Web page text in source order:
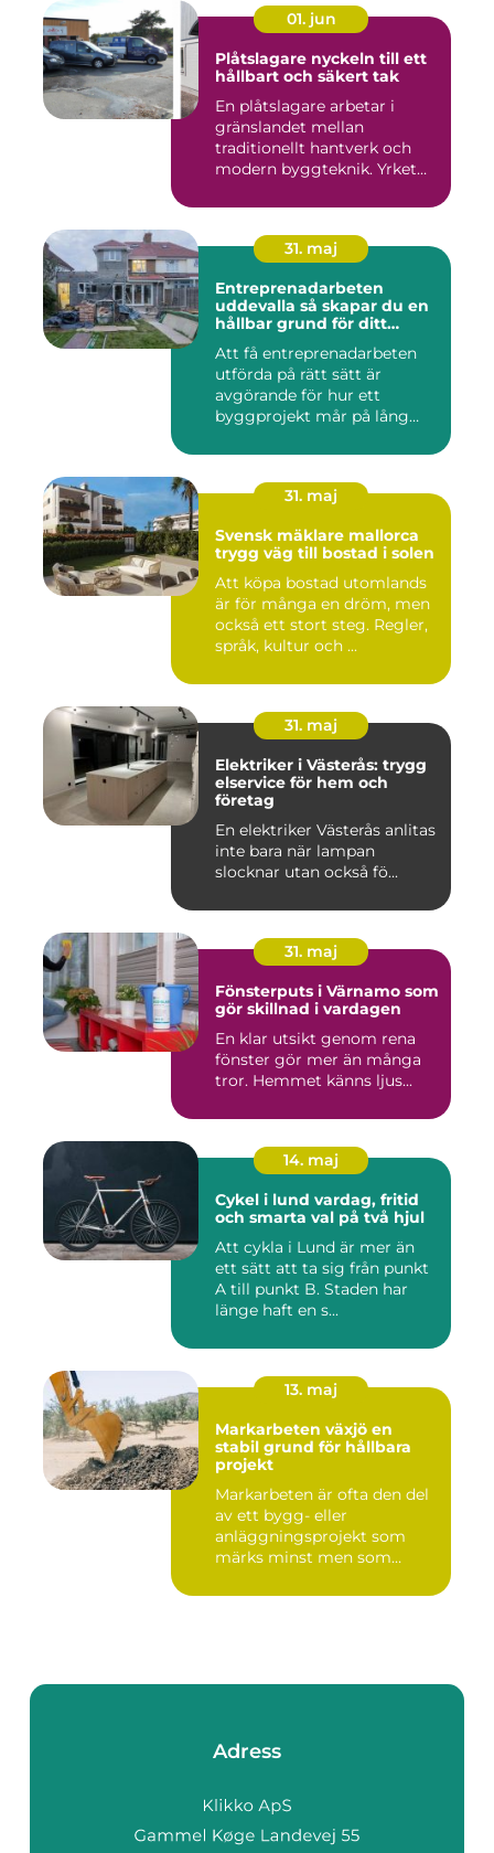
01. jun
Plåtslagare nyckeln till ett
hållbart och säkert tak
En plåtslagare arbetar i
gränslandet mellan
traditionellt hantverk och
modern byggteknik. Yrket
31. maj
Entreprenadarbeten
uddevalla så skapar du en
hållbar grund för ditt
Att få entreprenadarbeten
utförda på rätt sätt är
avgörande för hur ett
byggprojekt mår på lång
31. maj
Svensk mäklare mallorca
trygg väg till bostad i solen
Att köpa bostad utomlands
är för många en dröm, men
också ett stort steg. Regler,
språk, kultur och ...
31. maj
Elektriker i Västerås: trygg
elservice för hem och
företag
En elektriker Västerås anlitas
inte bara när lampan
slocknar utan också fö...
31. maj
Fönsterputs i Värnamo som
gör skillnad i vardagen
En klar utsikt genom rena
fönster gör mer än många
tror. Hemmet känns ljus...
14. maj
Cykel i lund vardag, fritid
och smarta val på två hjul
Att cykla i Lund är mer än
ett sätt att ta sig från punkt
A till punkt B. Staden har
länge haft en s...
13. maj
Markarbeten växjö en
stabil grund för hållbara
projekt
Markarbeten är ofta den del
av ett bygg- eller
anläggningsprojekt som
märks minst men som
Adress